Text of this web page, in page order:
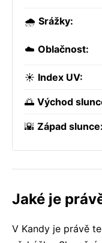
🌧️ Srážky:
☁️ Oblačnost:
☀️ Index UV:
🌅 Východ
🌇 Západ slunce:
Jaké je
V Kandy je právě